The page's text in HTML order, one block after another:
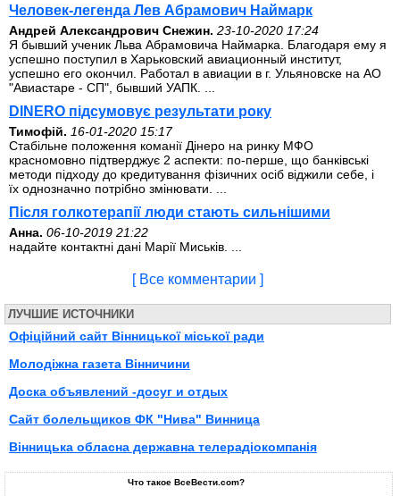
Человек-легенда Лев Абрамович Наймарк
Андрей Александрович Снежин. 23-10-2020 17:24
Я бывший ученик Льва Абрамовича Наймарка. Благодаря ему я
успешно поступил в Харьковский авиационный институт,
успешно его окончил. Работал в авиации в г. Ульяновске на АО
"Авиастаре - СП", бывший УАПК. ...
DINERO підсумовує результати року
Тимофій. 16-01-2020 15:17
Стабільне положення команії Дінеро на ринку МФО
красномовно підтверджує 2 аспекти: по-перше, що банківські
методи підходу до кредитування фізичних осіб віджили себе, і
їх однозначно потрібно змінювати. ...
Після голкотерапії люди стають сильнішими
Анна. 06-10-2019 21:22
надайте контактні дані Марії Миськів. ...
[ Все комментарии ]
ЛУЧШИЕ ИСТОЧНИКИ
Офіційний сайт Вінницької міської ради
Молодіжна газета Вінничини
Доска объявлений -досуг и отдых
Сайт болельщиков ФК "Нива" Винница
Вінницька обласна державна телерадіокомпанія
Что такое ВсеВести.com?